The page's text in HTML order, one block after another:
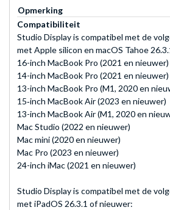
Opmerking
Compatibiliteit
Studio Display is compatibel met de
met Apple silicon en macOS Tahoe
16-inch MacBook Pro (2021 en nieuwer)
14-inch MacBook Pro (2021 en nieuwer)
13-inch MacBook Pro (M1, 2020 en
15‑inch MacBook Air (2023 en nieuwer)
13-inch MacBook Air (M1, 2020 en
Mac Studio (2022 en nieuwer)
Mac mini (2020 en nieuwer)
Mac Pro (2023 en nieuwer)
24-inch iMac (2021 en nieuwer)
Studio Display is compatibel met de
met iPadOS 26.3.1 of nieuwer: